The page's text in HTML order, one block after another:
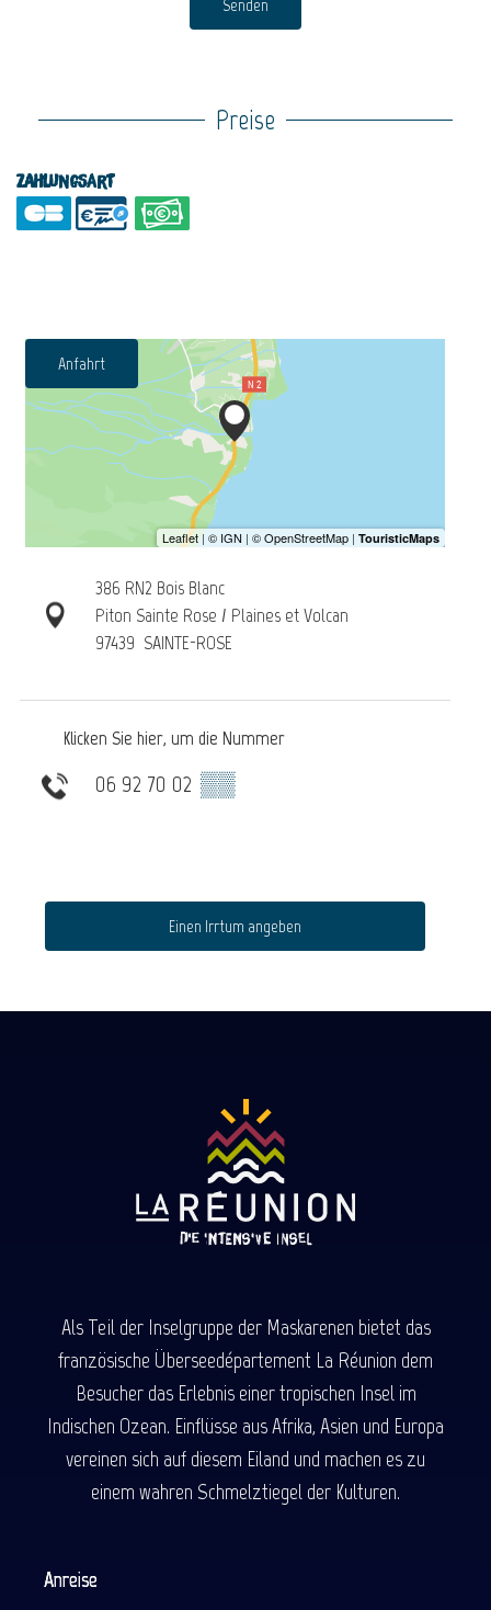
Senden
Preise
Zahlungsart
Anfahrt
386 RN2 Bois Blanc
Piton Sainte Rose / Plaines et Volcan
97439 SAINTE-ROSE
Klicken Sie hier, um die Nummer
06 92 70 02 ▒▒
Einen Irrtum angeben
Als Teil der Inselgruppe der Maskarenen bietet das
französische Überseedépartement La Réunion dem
Besucher das Erlebnis einer tropischen Insel im
Indischen Ozean. Einflüsse aus Afrika, Asien und Europa
vereinen sich auf diesem Eiland und machen es zu
einem wahren Schmelztiegel der Kulturen.
Anreise